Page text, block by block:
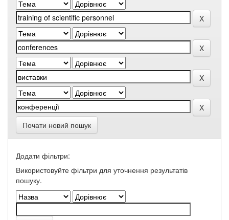
Почати новий пошук
Додати фільтри:
Використовуйте фільтри для уточнення результатів
пошуку.